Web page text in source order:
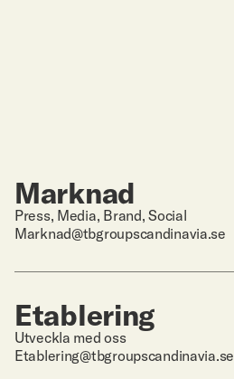
Marknad
Press, Media, Brand, Social
Marknad@tbgroupscandinavia.se
Etablering
Utveckla med oss
Etablering@tbgroupscandinavia.se